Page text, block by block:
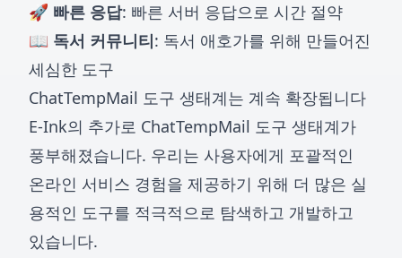
🚀 빠른 응답: 빠른 서버 응답으로 시간 절약
📖 독서 커뮤니티: 독서 애호가를 위해 만들어진
세심한 도구
ChatTempMail 도구 생태계는 계속 확장됩니다
E-Ink의 추가로 ChatTempMail 도구 생태계가
풍부해졌습니다. 우리는 사용자에게 포괄적인
온라인 서비스 경험을 제공하기 위해 더 많은 실
용적인 도구를 적극적으로 탐색하고 개발하고
있습니다.